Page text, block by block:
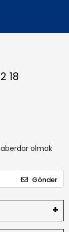
18
olmak
Gönder